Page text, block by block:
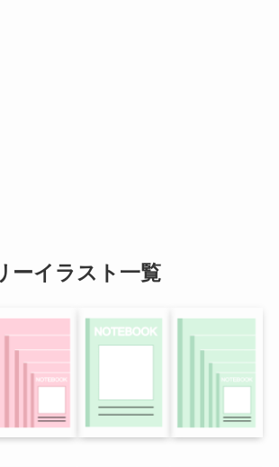
ーイラスト一覧